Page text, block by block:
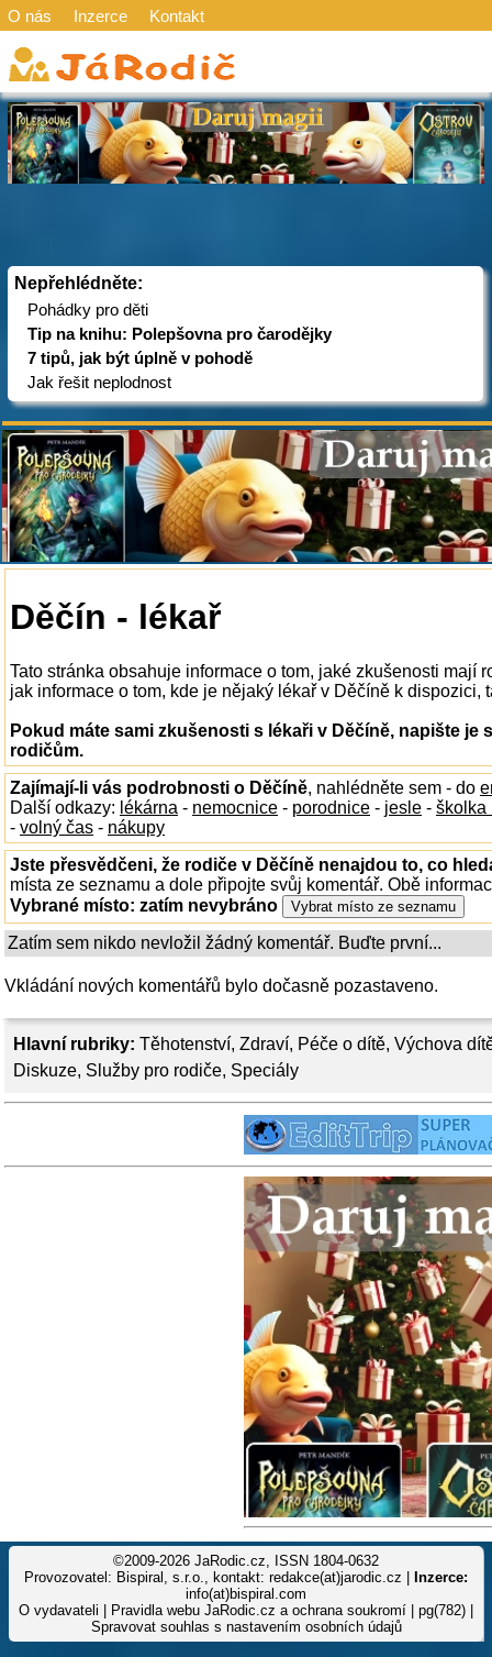
O nás Inzerce Kontakt
Nepřehlédněte:
Pohádky pro děti
Tip na knihu: Polepšovna pro čarodějky
7 tipů, jak být úplně v pohodě
Jak řešit neplodnost
Hlavní rubriky: Těhotenství, Zdraví, Péče o dítě, Výchova
Diskuze, Služby pro rodiče, Speciály
Děčín - lékař
Tato stránka obsahuje informace o tom, jaké zkušenosti mají
jak informace o tom, kde je nějaký lékař v Děčíně k dispozici,
Pokud máte sami zkušenosti s lékaři v Děčíně, napište je
rodičům.
Zajímají-li vás podrobnosti o Děčíně, nahlédněte sem - do
Další odkazy: lékárna - nemocnice - porodnice - jesle - školka
- volný čas - nákupy
Jste přesvědčeni, že rodiče v Děčíně nenajdou to, co
místa ze seznamu a dole připojte svůj komentář. Obě
Vybrané místo: zatím nevybráno
Zatím sem nikdo nevložil žádný komentář. Buďte první...
Vkládání nových komentářů bylo dočasně pozastaveno.
©2009-2026 JaRodic.cz, ISSN 1804-0632
Provozovatel: Bispiral, s.r.o., kontakt: redakce(at)jarodic.cz |
Inzerce:
info(at)bispiral.com
O vydavateli
Pravidla webu JaRodic.cz a ochrana soukromí | pg(782) |
Spravovat souhlas s nastavením osobních údajů